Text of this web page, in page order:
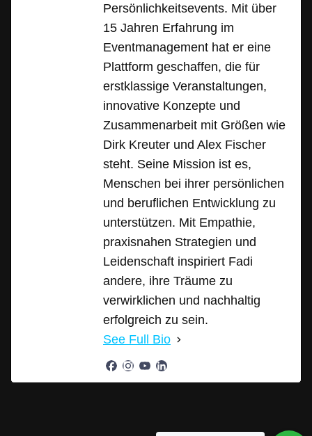
Persönlichkeitsevents. Mit über
15 Jahren Erfahrung im
Eventmanagement hat er eine
Plattform geschaffen, die für
erstklassige Veranstaltungen,
innovative Konzepte und
Zusammenarbeit mit Größen wie
Dirk Kreuter und Alex Fischer
steht. Seine Mission ist es,
Menschen bei ihrer persönlichen
und beruflichen Entwicklung zu
unterstützen. Mit Empathie,
praxisnahen Strategien und
Leidenschaft inspiriert Fadi
andere, ihre Träume zu
verwirklichen und nachhaltig
erfolgreich zu sein.
See Full Bio